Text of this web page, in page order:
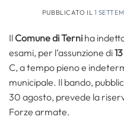
PUBBLICATO IL 1
Il Comune di Terni ha
esami, per l’assunzione di
C, a tempo pieno e
municipale. Il bando,
30 agosto, prevede la
Forze armate.